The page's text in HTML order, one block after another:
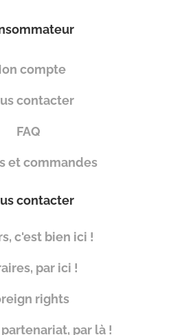
compte
contacter
FAQ
et commandes
contacter
c'est bien ici !
par ici !
rights
par là !